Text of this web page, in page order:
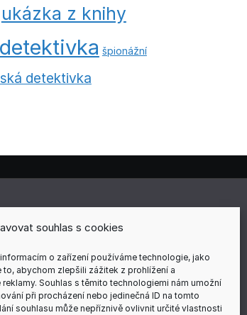
souhlas s cookies
o zařízení používáme technologie, jako
abychom zlepšili zážitek z prohlížení a
Souhlas s těmito technologiemi nám umožní
při procházení nebo jedinečná ID na tomto
souhlasu může nepříznivě ovlivnit určité vlastnosti
ukázka z knihy
špionážní
detektivka